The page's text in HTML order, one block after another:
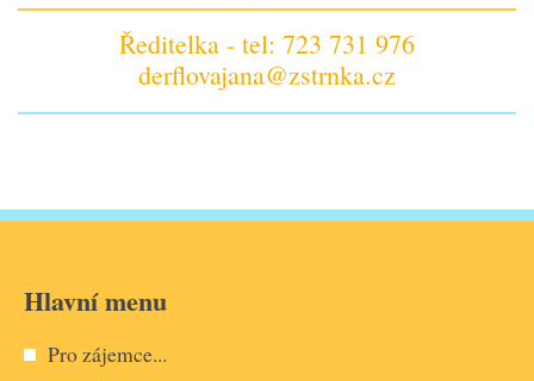
Ředitelka - tel: 723 731 976
derflovajana@zstrnka.cz
Hlavní menu
Pro zájemce...